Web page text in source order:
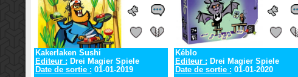
Kakerlaken Sushi
Editeur : Drei Magier Spiele
Date de sortie : 01-01-2019
Kéblo
Editeur : Drei Magier Spiele
Date de sortie : 01-01-2020